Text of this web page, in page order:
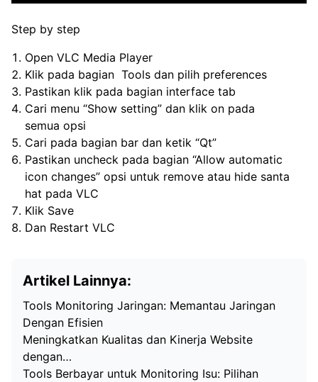
Step by step
Open VLC Media Player
Klik pada bagian Tools dan pilih preferences
Pastikan klik pada bagian interface tab
Cari menu “Show setting” dan klik on pada
semua opsi
Cari pada bagian bar dan ketik “Qt”
Pastikan uncheck pada bagian “Allow automatic
icon changes” opsi untuk remove atau hide santa
hat pada VLC
Klik Save
Dan Restart VLC
Artikel Lainnya:
Tools Monitoring Jaringan: Memantau Jaringan
Dengan Efisien
Meningkatkan Kualitas dan Kinerja Website
dengan…
Tools Berbayar untuk Monitoring Isu: Pilihan